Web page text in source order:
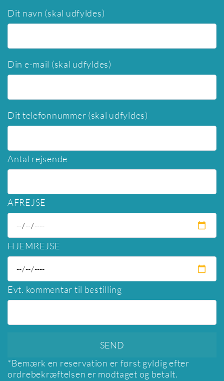
Dit navn (skal udfyldes)
Din e-mail (skal udfyldes)
Dit telefonnummer (skal udfyldes)
Antal rejsende
AFREJSE
HJEMREJSE
Evt. kommentar til bestilling
*Bemærk en reservation er først gyldig efter
ordrebekræftelsen er modtaget og betalt.